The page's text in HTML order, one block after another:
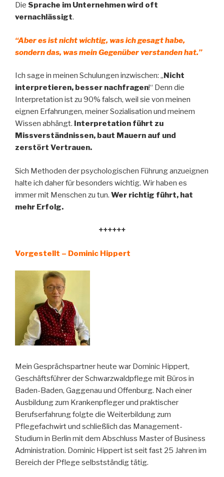
Die Sprache im Unternehmen wird oft
vernachlässigt.
“Aber es ist nicht wichtig, was ich gesagt habe,
sondern das, was mein Gegenüber verstanden hat.”
Ich sage in meinen Schulungen inzwischen: „ Nicht
interpretieren, besser nachfragen!“ Denn die
Interpretation ist zu 90% falsch, weil sie von meinen
eignen Erfahrungen, meiner Sozialisation und meinem
Wissen abhängt. Interpretation führt zu
Missverständnissen, baut Mauern auf und
zerstört Vertrauen.
Sich Methoden der psychologischen Führung anzueignen
halte ich daher für besonders wichtig. Wir haben es
immer mit Menschen zu tun. Wer richtig führt, hat
mehr Erfolg.
++++++
Vorgestellt – Dominic Hippert
Mein Gesprächspartner heute war Dominic Hippert,
Geschäftsführer der Schwarzwaldpflege mit Büros in
Baden-Baden, Gaggenau und Offenburg. Nach einer
Ausbildung zum Krankenpfleger und praktischer
Berufserfahrung folgte die Weiterbildung zum
Pflegefachwirt und schließlich das Management-
Studium in Berlin mit dem Abschluss Master of Business
Administration. Dominic Hippert ist seit fast 25 Jahren im
Bereich der Pflege selbstständig tätig.